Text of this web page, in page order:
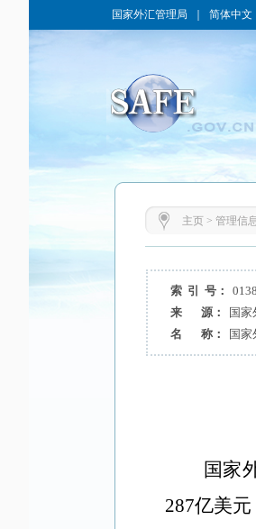
国家外汇管理局 简体中文
主页> 管理信
索 引 号：
来 源：
国家
名 称：
国
国家
287亿美元